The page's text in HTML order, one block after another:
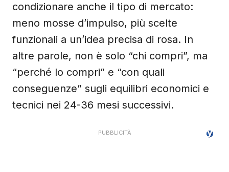
condizionare anche il tipo di mercato:
meno mosse d’impulso, più scelte
funzionali a un’idea precisa di rosa. In
altre parole, non è solo “chi compri”, ma
“perché lo compri” e “con quali
conseguenze” sugli equilibri economici e
tecnici nei 24-36 mesi successivi.